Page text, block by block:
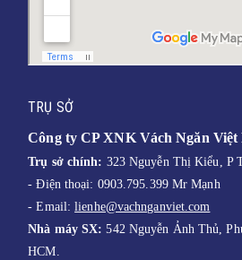
TRỤ SỞ
Công ty CP XNK Vách Ngăn Việt
Trụ sở chính: 323 Nguyễn Thị Kiểu, P
- Điện thoại: 0903.795.399 Mr Mạnh
- Email:lienhe@vachnganviet.com
Nhà máy SX: 542 Nguyễn Ảnh Thủ,
HCM.